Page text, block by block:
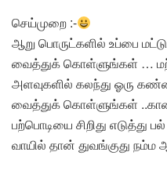
செய்முறை :-
ஆறு பொருட்களில் உப்பை
வைத்துக் கொள்ளுங்கள் …
அளவுகளில் கலந்து ஓரு
வைத்துக் கொள்ளுங்கள்
பற்பொடியை சிறிது எடுத்து
வாயில் தான் துவங்குது நம்ம